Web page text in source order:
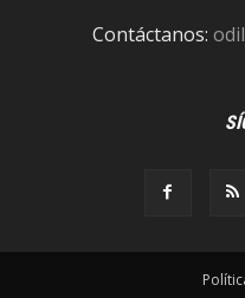
Contáctanos: